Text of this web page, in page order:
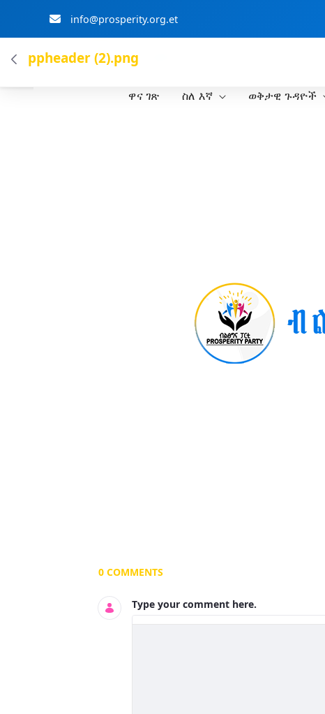
info@prosperity.org.et
ዋና ገጽ ስለ እኛ ወቅታዊ ጉዳዮች
ppheader (2).png
Documents and Media
0 COMMENTS
Type your comment here.